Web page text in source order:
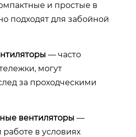
и простые в
подходят для забойной
— часто
могут
за проходческими
вентиляторы —
работе в условиях